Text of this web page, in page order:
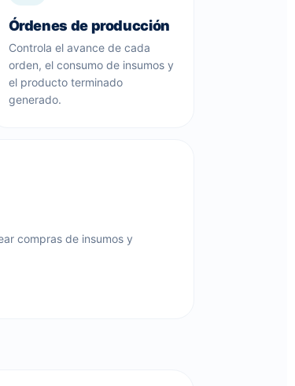
Órdenes de producción
Controla el avance de cada
orden, el consumo de insumos y
el producto terminado
generado.
compras de insumos y